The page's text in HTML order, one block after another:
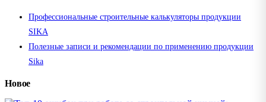
Профессиональные строительные калькуляторы продукции
SIKA
Полезные записи и рекомендации по применению продукции
Sika
Новое